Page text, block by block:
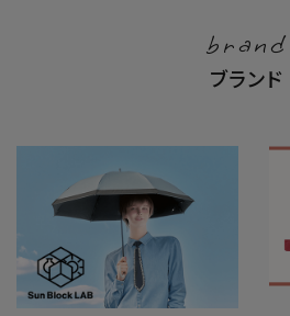
brand
ブランド